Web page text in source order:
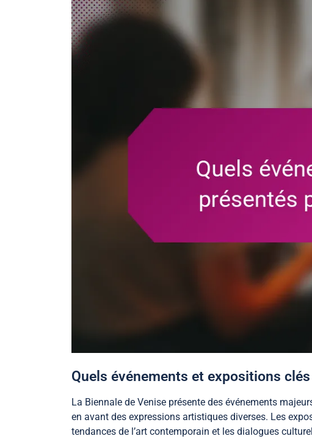
Quels événements et expositions
La Biennale de Venise présente des événements
en avant des expressions artistiques diverses. Les
tendances de l’art contemporain et les dialogues